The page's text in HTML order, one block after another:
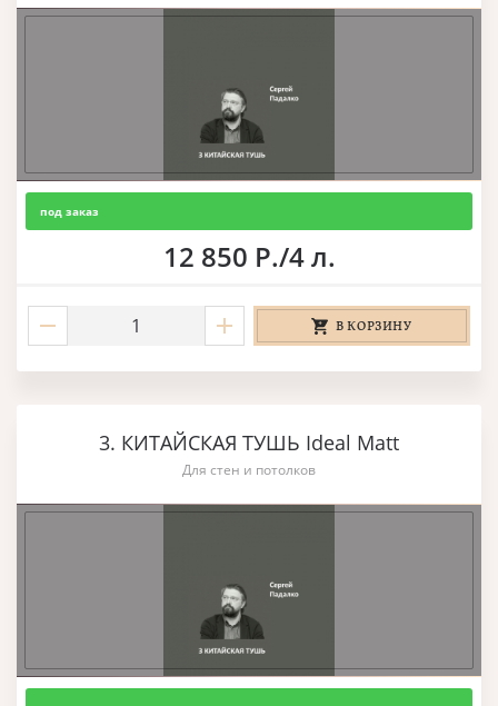
под заказ
12 850 Р./4 л.
В КОРЗИНУ
3. КИТАЙСКАЯ ТУШЬ Ideal Matt
Для стен и потолков